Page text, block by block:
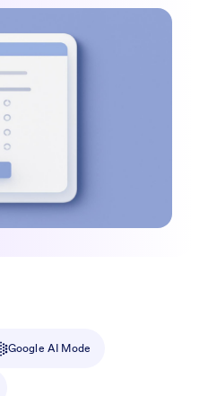
Google AI Mode